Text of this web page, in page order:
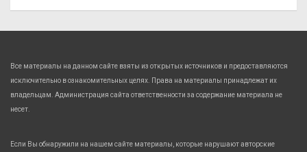
Все материалы на данном сайте взяты из открытых источников и предоставляются
исключительно в ознакомительных целях. Права на материалы принадлежат их
владельцам. Администрация сайта ответственности за содержание материала не
несет.
Если Вы обнаружили на нашем сайте материалы, которые нарушают авторские